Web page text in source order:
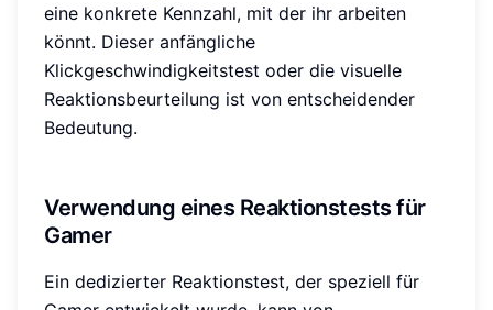
eine konkrete Kennzahl, mit der ihr arbeiten
könnt. Dieser anfängliche
Klickgeschwindigkeitstest oder die visuelle
Reaktionsbeurteilung ist von entscheidender
Bedeutung.
Verwendung eines Reaktionstests für
Gamer
Ein dedizierter Reaktionstest, der speziell für